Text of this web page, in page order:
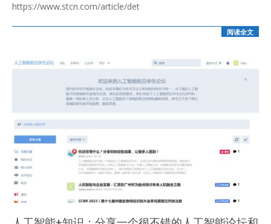
https://www.stcn.com/article/det
阅读全文